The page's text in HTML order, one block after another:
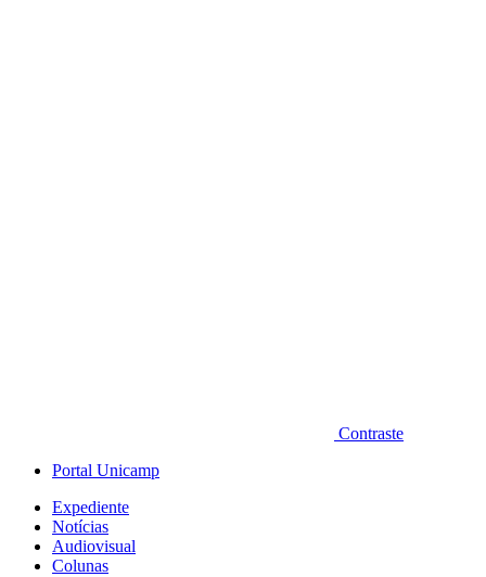
Contraste
Portal Unicamp
Expediente
Notícias
Audiovisual
Colunas